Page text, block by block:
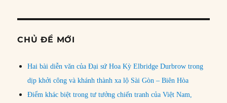
CHỦ ĐỀ MỚI
Hai bài diễn văn của Đại sứ Hoa Kỳ Elbridge Durbrow trong
dịp khởi công và khánh thành xa lộ Sài Gòn – Biên Hòa
Điểm khác biệt trong tư tưởng chiến tranh của Việt Nam,